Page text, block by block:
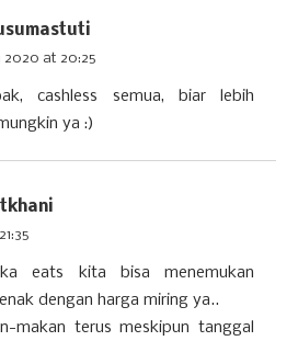
2020 at 20:25
cashless semua, biar lebih
ya :)
eats kita bisa menemukan
dengan harga miring ya..
makan terus meskipun tanggal